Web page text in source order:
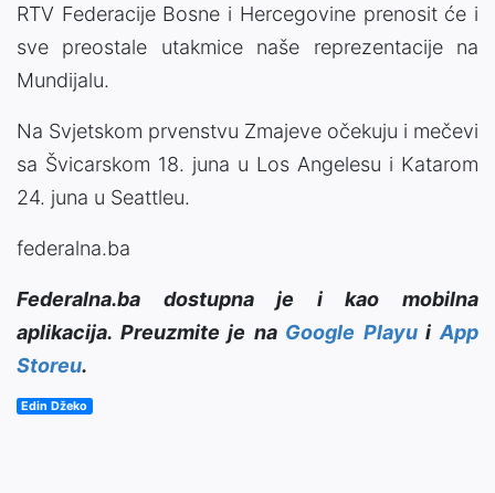
RTV Federacije Bosne i Hercegovine prenosit će i
sve preostale utakmice naše reprezentacije na
Mundijalu.
Na Svjetskom prvenstvu Zmajeve očekuju i mečevi
sa Švicarskom 18. juna u Los Angelesu i Katarom
24. juna u Seattleu.
federalna.ba
Federalna.ba dostupna je i kao mobilna
aplikacija. Preuzmite je na Google PlayuiApp
Storeu.
Edin Džeko